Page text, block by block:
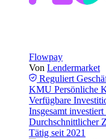
Flowpay
Von Lendermarket
Reguliert
KMU Persönliche
Verfügbare
Insgesamt investiert
Durchschnittlicher
Tätig seit 2021